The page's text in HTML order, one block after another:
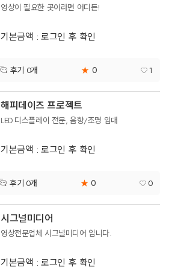
영상이 필요한 곳이라면 어디든!
기본금액 : 로그인 후 확인
후기 0개 ★ 0 1
해피데이즈 프로젝트
LED 디스플레이 전문, 음향/조명 임대
기본금액 : 로그인 후 확인
후기 0개 ★ 0 0
시그널미디어
영상전문업체 시그널미디어 입니다.
기본금액 : 로그인 후 확인